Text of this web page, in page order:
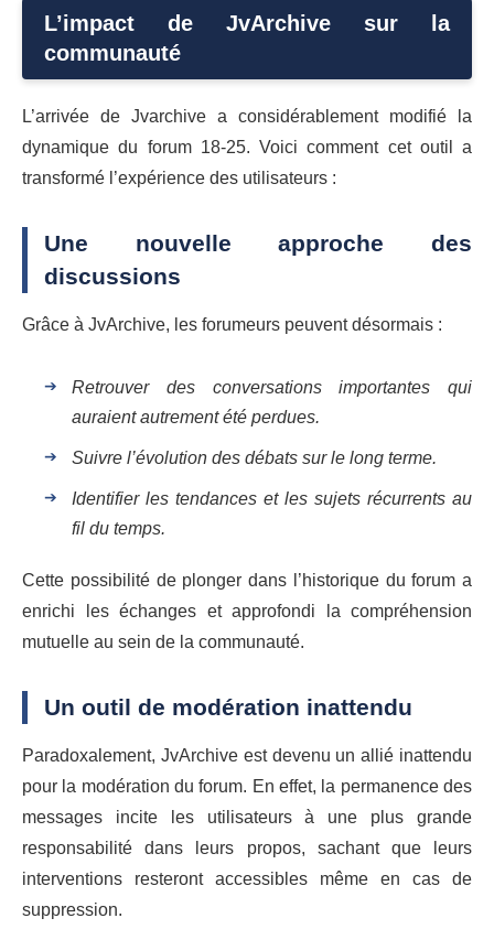
L’impact de JvArchive sur la
communauté
L’arrivée de Jvarchive a considérablement modifié la
dynamique du forum 18-25. Voici comment cet outil a
transformé l’expérience des utilisateurs :
Une nouvelle approche des
discussions
Grâce à JvArchive, les forumeurs peuvent désormais :
Retrouver des conversations importantes qui
auraient autrement été perdues.
Suivre l’évolution des débats sur le long terme.
Identifier les tendances et les sujets récurrents au
fil du temps.
Cette possibilité de plonger dans l’historique du forum a
enrichi les échanges et approfondi la compréhension
mutuelle au sein de la communauté.
Un outil de modération inattendu
Paradoxalement, JvArchive est devenu un allié inattendu
pour la modération du forum. En effet, la permanence des
messages incite les utilisateurs à une plus grande
responsabilité dans leurs propos, sachant que leurs
interventions resteront accessibles même en cas de
suppression.